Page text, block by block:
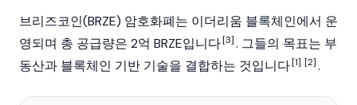
브리즈코인(BRZE) 암호화폐는 이더리움 블록체인에서 운
영되며 총 공급량은 2억 BRZE입니다[3]. 그들의 목표는 부
동산과 블록체인 기반 기술을 결합하는 것입니다[1] [2].